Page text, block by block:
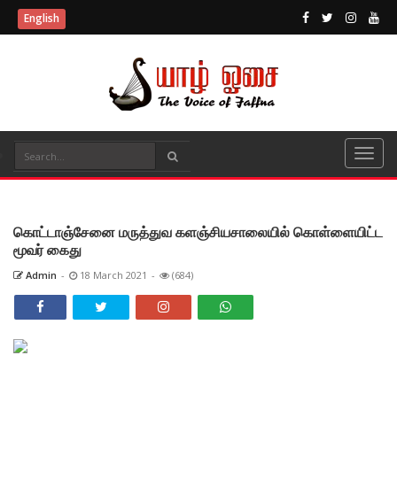
English
கொட்டாஞ்சேனை மருத்துவ களஞ்சியசாலையில் கொள்ளையிட்ட
மூவர் கைது
Admin - 18 March 2021 - (684)